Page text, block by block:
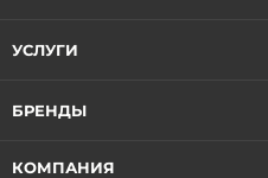
УСЛУГИ
БРЕНДЫ
КОМПАНИЯ